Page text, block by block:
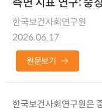
한국보건사회연구원
2026.06.17
원문보기
한국보건사회연구원은